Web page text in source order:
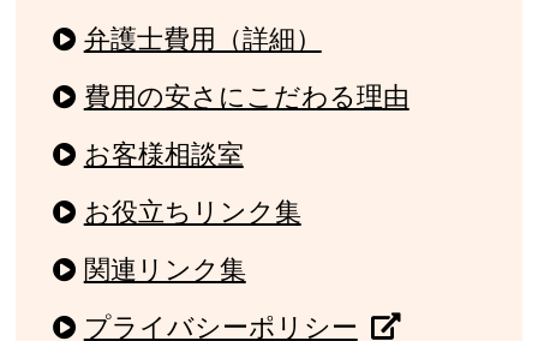
弁護士費用（詳細）
費用の安さにこだわる理由
お客様相談室
お役立ちリンク集
関連リンク集
プライバシーポリシー